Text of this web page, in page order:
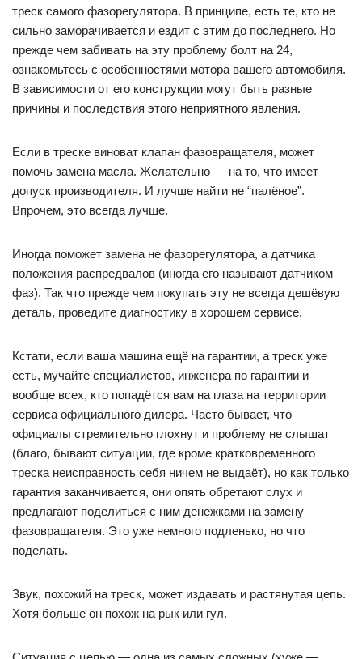
треск самого фазорегулятора. В принципе, есть те, кто не
сильно заморачивается и ездит с этим до последнего. Но
прежде чем забивать на эту проблему болт на 24,
ознакомьтесь с особенностями мотора вашего автомобиля.
В зависимости от его конструкции могут быть разные
причины и последствия этого неприятного явления.
Если в треске виноват клапан фазовращателя, может
помочь замена масла. Желательно — на то, что имеет
допуск производителя. И лучше найти не “палёное”.
Впрочем, это всегда лучше.
Иногда поможет замена не фазорегулятора, а датчика
положения распредвалов (иногда его называют датчиком
фаз). Так что прежде чем покупать эту не всегда дешёвую
деталь, проведите диагностику в хорошем сервисе.
Кстати, если ваша машина ещё на гарантии, а треск уже
есть, мучайте специалистов, инженера по гарантии и
вообще всех, кто попадётся вам на глаза на территории
сервиса официального дилера. Часто бывает, что
официалы стремительно глохнут и проблему не слышат
(благо, бывают ситуации, где кроме кратковременного
треска неисправность себя ничем не выдаёт), но как только
гарантия заканчивается, они опять обретают слух и
предлагают поделиться с ним денежками на замену
фазовращателя. Это уже немного подленько, но что
поделать.
Звук, похожий на треск, может издавать и растянутая цепь.
Хотя больше он похож на рык или гул.